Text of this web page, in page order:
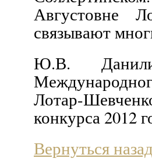
Августовне
связывают
Ю.В.
Лотар-
конкурса 2012
Вернуться